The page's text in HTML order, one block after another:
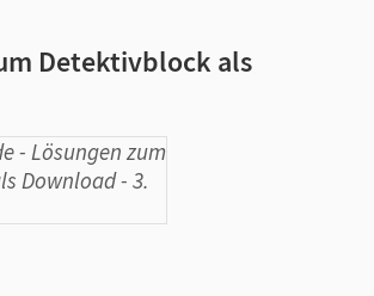
Detektivblock als